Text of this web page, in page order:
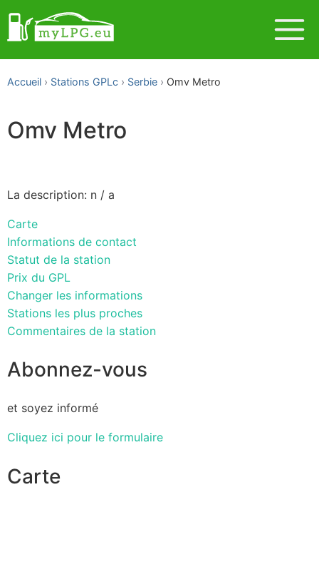
Accueil Stations GPLc Serbie Omv Metro
Omv Metro
La description: n / a
Carte
Informations de contact
Statut de la station
Prix du GPL
Changer les informations
Stations les plus proches
Commentaires de la station
Abonnez-vous
et soyez informé
Cliquez ici pour le formulaire
Carte